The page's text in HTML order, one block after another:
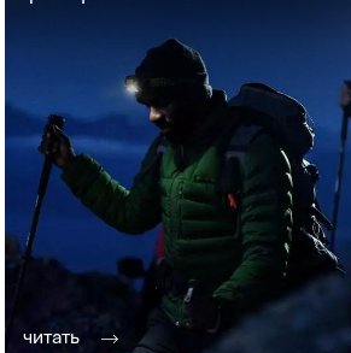
читать